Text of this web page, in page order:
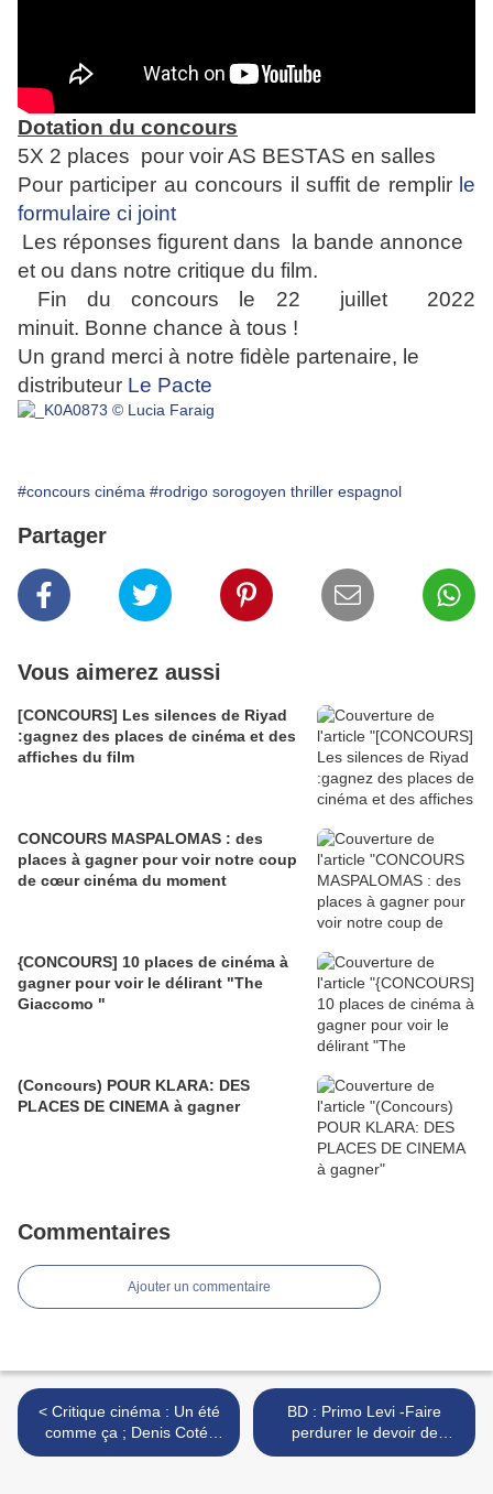
Dotation du concours
5X 2 places pour voir AS BESTAS en salles
Pour participer au concours il suffit de remplir le
formulaire ci joint
Les réponses figurent dans la bande annonce
et ou dans notre critique du film.
Fin du concours le 22 juillet 2022
minuit. Bonne chance à tous !
Un grand merci à notre fidèle partenaire, le
distributeur Le Pacte
#concours cinéma #rodrigo sorogoyen thriller espagnol
Partager
Vous aimerez aussi
[CONCOURS] Les silences de Riyad
:gagnez des places de cinéma et des
affiches du film
CONCOURS MASPALOMAS : des
places à gagner pour voir notre coup
de cœur cinéma du moment
{CONCOURS] 10 places de cinéma à
gagner pour voir le délirant "The
Giaccomo "
(Concours) POUR KLARA: DES
PLACES DE CINEMA à gagner
Commentaires
Ajouter un commentaire
< Critique cinéma : Un été
comme ça ; Denis Coté-
une œuvre singulière pour
BD : Primo Levi -Faire
perdurer le devoir de
mémoire >